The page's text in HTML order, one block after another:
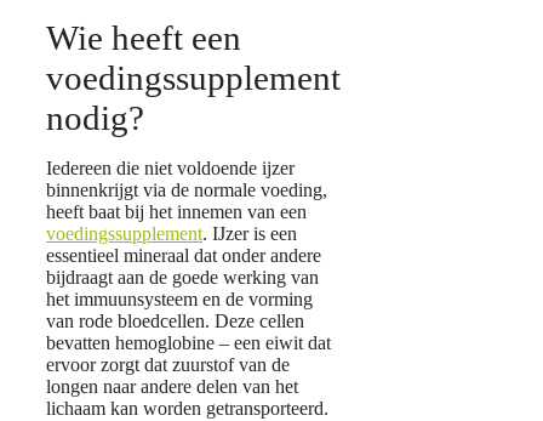
Wie heeft een
voedingssupplement
nodig?
Iedereen die niet voldoende ijzer
binnenkrijgt via de normale voeding,
heeft baat bij het innemen van een
voedingssupplement. IJzer is een
essentieel mineraal dat onder andere
bijdraagt aan de goede werking van
het immuunsysteem en de vorming
van rode bloedcellen. Deze cellen
bevatten hemoglobine – een eiwit dat
ervoor zorgt dat zuurstof van de
longen naar andere delen van het
lichaam kan worden getransporteerd.